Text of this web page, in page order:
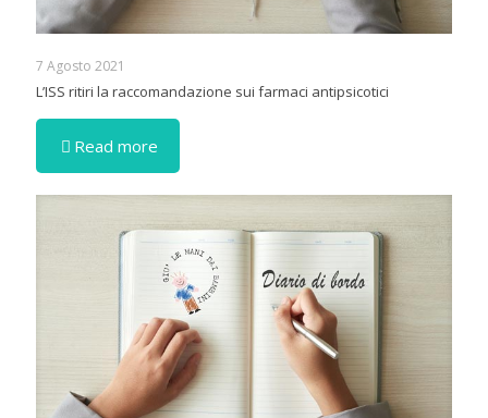
7 Agosto 2021
L’ISS ritiri la raccomandazione sui farmaci antipsicotici
Read more